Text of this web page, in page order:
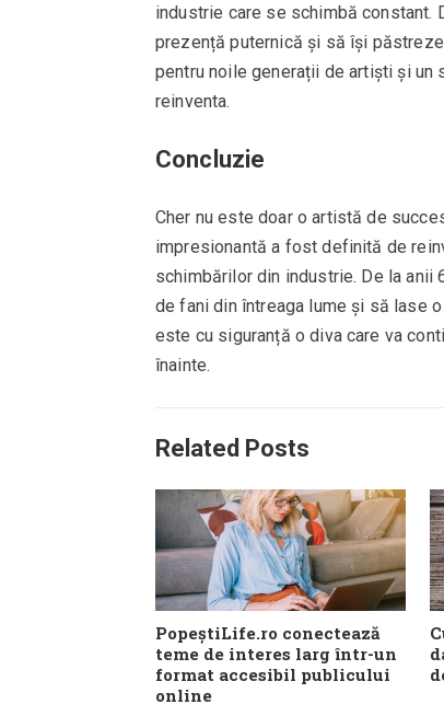
industrie care se schimbă constant.
prezență puternică și să își
pentru noile generații de artiști și
reinventa.
Concluzie
Cher nu este doar o artistă de
impresionantă a fost definită de
schimbărilor din industrie. De la anii
de fani din întreaga lume și să lase
este cu siguranță o diva care va
înainte.
Related Posts
PopeștiLife.ro conectează
teme de interes larg într-un
format accesibil publicului
online